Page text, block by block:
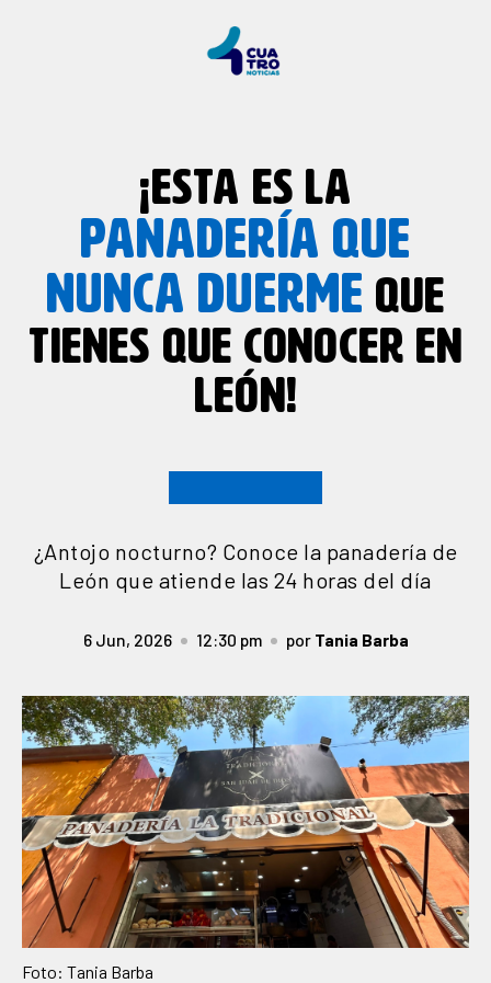
¡ESTA ES LA
PANADERÍA QUE
NUNCA DUERME QUE
TIENES QUE CONOCER EN
LEÓN!
¿Antojo nocturno? Conoce la panadería de
León que atiende las 24 horas del día
6 Jun, 2026 12:30 pm por Tania Barba
Foto: Tania Barba